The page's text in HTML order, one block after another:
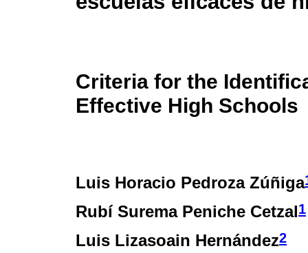
Criteria for the
Effective High Schools
Luis Horacio Pedroza Zúñiga
Rubí Surema Peniche Cetzal1
Luis Lizasoain Hernández2